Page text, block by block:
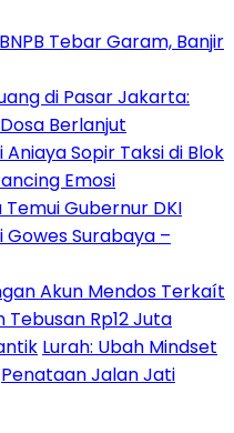
Tebar Garam, Banjir
di Pasar Jakarta:
Berlanjut
Sopir Taksi di Blok
Emosi
Gubernur DKI
Surabaya –
Akun Mendos Terkaít
Rp12 Juta
Lurah: Ubah Mindset
Penataan Jalan Jati